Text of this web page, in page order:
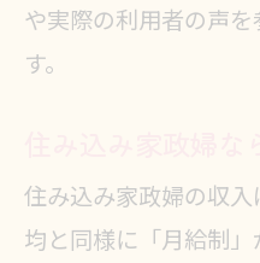
や実際の利用者の声
す。
住み込み家政婦の収
均と同様に「月給制